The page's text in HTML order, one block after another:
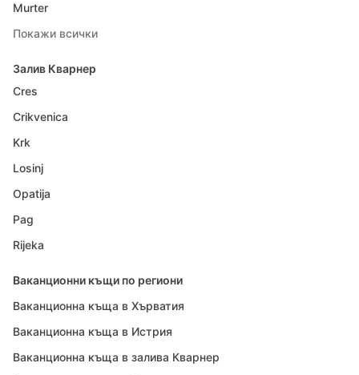
Murter
Покажи всички
Залив Кварнер
Cres
Crikvenica
Krk
Losinj
Opatija
Pag
Rijeka
Ваканционни къщи по региони
Ваканционна къща в Хърватия
Ваканционна къща в Истрия
Ваканционна къща в залива Кварнер